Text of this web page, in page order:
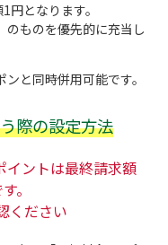
となります。
ものを優先的に充当し
と同時併用可能です。
際の設定方法
ントは最終請求額
。
ください